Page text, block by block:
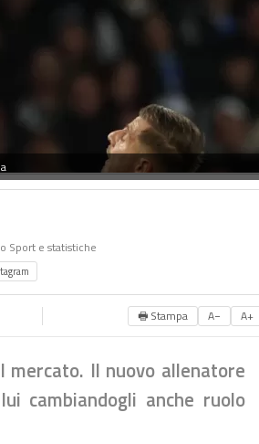
Sport e statistiche
🖶 Stampa A− A+
mercato. Il nuovo allenatore
cambiandogli anche ruolo